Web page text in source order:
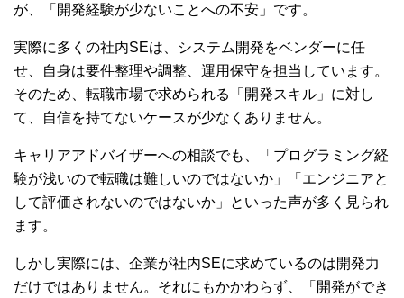
が、「開発経験が少ないことへの不安」です。
実際に多くの社内SEは、システム開発をベンダーに任
せ、自身は要件整理や調整、運用保守を担当しています。
そのため、転職市場で求められる「開発スキル」に対し
て、自信を持てないケースが少なくありません。
キャリアアドバイザーへの相談でも、「プログラミング経
験が浅いので転職は難しいのではないか」「エンジニアと
して評価されないのではないか」といった声が多く見られ
ます。
しかし実際には、企業が社内SEに求めているのは開発力
だけではありません。それにもかかわらず、「開発ができ